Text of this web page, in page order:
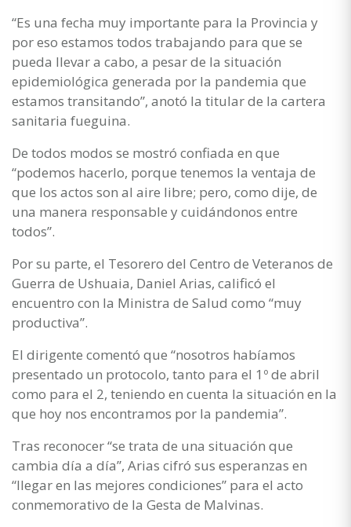
“Es una fecha muy importante para la Provincia y
por eso estamos todos trabajando para que se
pueda llevar a cabo, a pesar de la situación
epidemiológica generada por la pandemia que
estamos transitando”, anotó la titular de la cartera
sanitaria fueguina.
De todos modos se mostró confiada en que
“podemos hacerlo, porque tenemos la ventaja de
que los actos son al aire libre; pero, como dije, de
una manera responsable y cuidándonos entre
todos”.
Por su parte, el Tesorero del Centro de Veteranos de
Guerra de Ushuaia, Daniel Arias, calificó el
encuentro con la Ministra de Salud como “muy
productiva”.
El dirigente comentó que “nosotros habíamos
presentado un protocolo, tanto para el 1º de abril
como para el 2, teniendo en cuenta la situación en la
que hoy nos encontramos por la pandemia”.
Tras reconocer “se trata de una situación que
cambia día a día”, Arias cifró sus esperanzas en
“llegar en las mejores condiciones” para el acto
conmemorativo de la Gesta de Malvinas.